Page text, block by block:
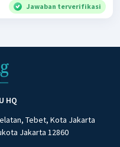
Jawaban terverifikasi
HQ
Tebet, Kota Jakarta
Jakarta 12860